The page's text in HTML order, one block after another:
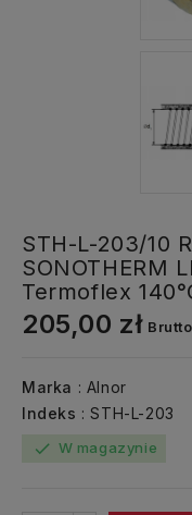
STH-L-203/10
SONOTHERM
Termoflex
205,00 zł Brutto
Marka : Alnor
Indeks : STH-L-203
check W magazynie